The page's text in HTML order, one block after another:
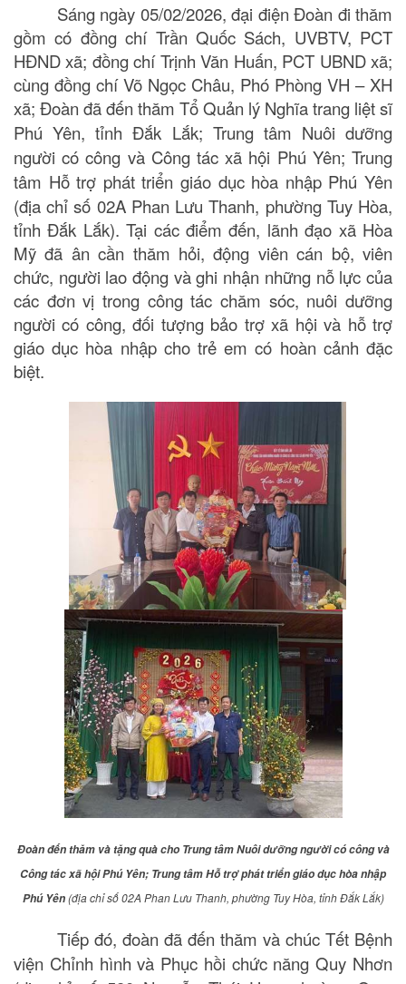
Sáng ngày 05/02/2026, đại điện Đoàn đi thăm
gồm có đồng chí Trần Quốc Sách, UVBTV, PCT
HĐND xã; đồng chí Trịnh Văn Huấn, PCT UBND xã;
cùng đồng chí Võ Ngọc Châu, Phó Phòng VH – XH
xã; Đoàn đã đến thăm Tổ Quản lý Nghĩa trang liệt sĩ
Phú Yên, tỉnh Đắk Lắk; Trung tâm Nuôi dưỡng
người có công và Công tác xã hội Phú Yên;Trung
tâm Hỗ trợ phát triển giáo dục hòa nhập Phú Yên
(địa chỉ số 02A Phan Lưu Thanh, phường Tuy Hòa,
tỉnh Đắk Lắk). Tại các điểm đến, lãnh đạo xã Hòa
Mỹ đã ân cần thăm hỏi, động viên cán bộ, viên
chức, người lao động và ghi nhận những nỗ lực của
các đơn vị trong công tác chăm sóc, nuôi dưỡng
người có công, đối tượng bảo trợ xã hội và hỗ trợ
giáo dục hòa nhập cho trẻ em có hoàn cảnh đặc
biệt.
Đoàn đến thăm và tặng quà cho Trung tâm Nuôi dưỡng người có công và
Công tác xã hội Phú Yên; Trung tâm Hỗ trợ phát triển giáo dục hòa nhập
Phú Yên(địa chỉ số 02A Phan Lưu Thanh, phường Tuy Hòa, tỉnh Đắk Lắk)
Tiếp đó, đoàn đã đến thăm và chúc Tết Bệnh
viện Chỉnh hình và Phục hồi chức năng Quy Nhơn